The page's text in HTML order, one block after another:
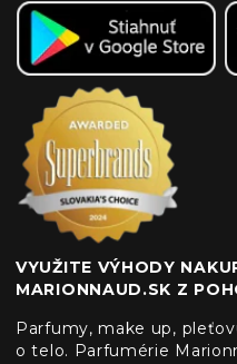
VYUŽITE VÝHODY
MARIONNAUD.SK Z
Parfumy, make up,
o telo. Parfumérie